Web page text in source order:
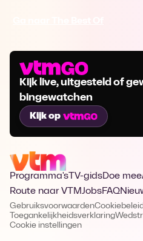
Kijk live, uitgesteld of
bingewatchen
Kijk op
Programma's TV-gidsDoe mee
Route naar VTMJobsFAQ
GebruiksvoorwaardenCookiebeleid
Toegankelijkheidsverklaring
Cookie instellingen